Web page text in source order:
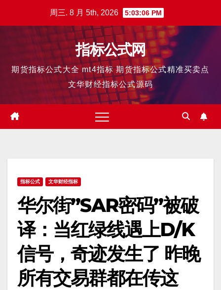
周三. 8 月 5th, 2026 5:03:06 PM
指标公式网
期货指标公式大全 mt4指标 期货指标公式精准买卖点
文华财经指标公式源码
指标公式 文华财经指标
华尔街”SAR密码”被破
译：当红绿线遇上D/K
信号，奇迹发生了 昨晚
所有交易群都在传这